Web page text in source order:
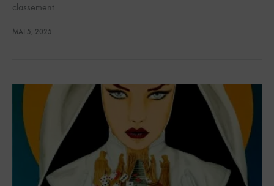
classement…
MAI 5, 2025